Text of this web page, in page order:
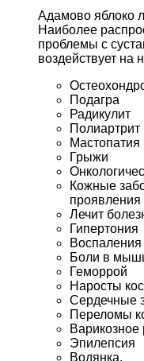
Адамово яблоко
Наиболее
проблемы с
воздействует на
Подагра
Радикулит
Полиартрит
Мастопатия
Грыжи
Кожные
проявления
Лечит
Гипертония
Боли в
Геморрой
Наросты
Сердечные
Переломы
Эпилепсия
Водянка.